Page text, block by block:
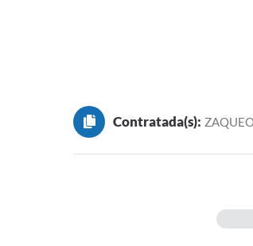
Contratada(s):